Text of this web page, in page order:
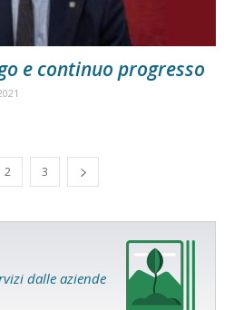
e continuo progresso
2 3
dalle aziende